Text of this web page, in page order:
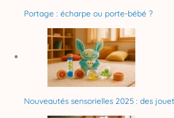
Portage : écharpe ou porte-bébé ?
Nouveautés sensorielles 2025 : des